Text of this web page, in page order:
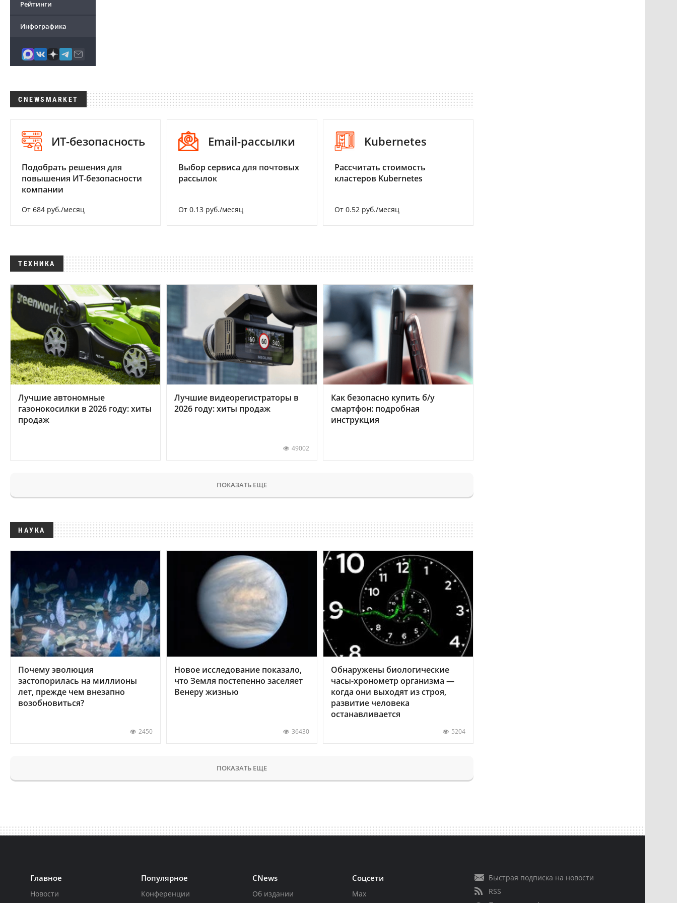
Рейтинги
Инфографика
CNEWSMARKET
ИТ-безопасность
Подобрать решения для
повышения ИТ-безопасности
компании
От 684 руб./месяц
Email-рассылки
Выбор сервиса для почтовых
рассылок
От 0.13 руб./месяц
Kubernetes
Рассчитать стоимость
кластеров Kubernetes
От 0.52 руб./месяц
ТЕХНИКА
Лучшие автономные
газонокосилки в 2026 году: хиты
продаж
Лучшие видеорегистраторы в
2026 году: хиты продаж
49002
Как безопасно купить б/у
смартфон: подробная
инструкция
ПОКАЗАТЬ ЕЩЕ
НАУКА
Почему эволюция
застопорилась на миллионы
лет, прежде чем внезапно
возобновиться?
2450
Новое исследование показало,
что Земля постепенно заселяет
Венеру жизнью
36430
Обнаружены биологические
часы-хронометр организма —
когда они выходят из строя,
развитие человека
останавливается
5204
ПОКАЗАТЬ ЕЩЕ
Главное
Новости
Популярное
Конференции
CNews
Об издании
Соцсети
Max
Быстрая подписка на новости
RSS